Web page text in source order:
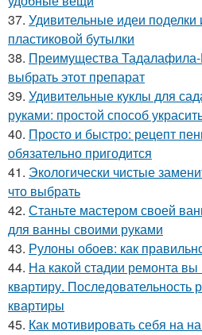
37. Удивительные идеи поделки
пластиковой бутылки
38. Преимущества Тадалафила-
выбрать этот препарат
39. Удивительные куклы для
руками: простой способ
40. Просто и быстро: рецепт
обязательно пригодится
41. Экологически чистые
что выбрать
42. Станьте мастером своей
для ванны своими руками
43. Рулоны обоев: как
44. На какой стадии ремонта
квартиру. Последовательность
квартиры
45. Как мотивировать себя на